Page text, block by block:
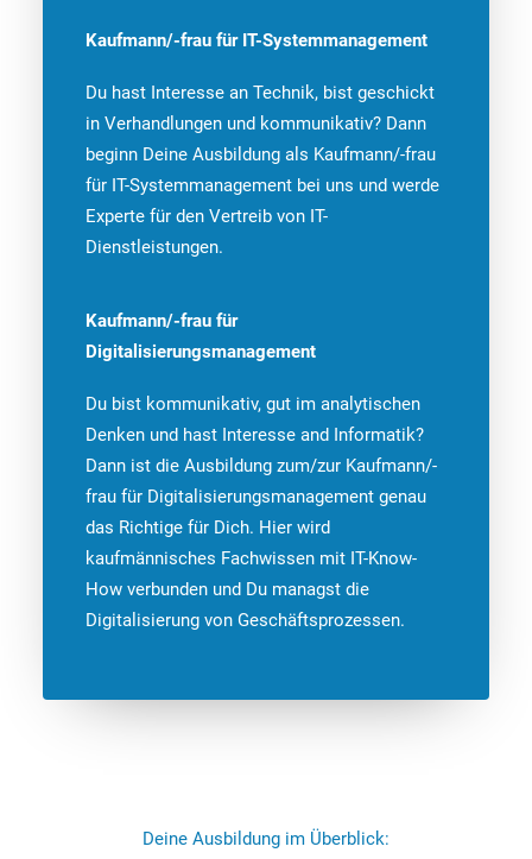
Kaufmann/-frau für IT-Systemmanagement
Du hast Interesse an Technik, bist geschickt
in Verhandlungen und kommunikativ? Dann
beginn Deine Ausbildung als Kaufmann/-frau
für IT-Systemmanagement bei uns und werde
Experte für den Vertreib von IT-
Dienstleistungen.
Kaufmann/-frau für
Digitalisierungsmanagement
Du bist kommunikativ, gut im analytischen
Denken und hast Interesse and Informatik?
Dann ist die Ausbildung zum/zur Kaufmann/-
frau für Digitalisierungsmanagement genau
das Richtige für Dich. Hier wird
kaufmännisches Fachwissen mit IT-Know-
How verbunden und Du managst die
Digitalisierung von Geschäftsprozessen.
Deine Ausbildung im Überblick: